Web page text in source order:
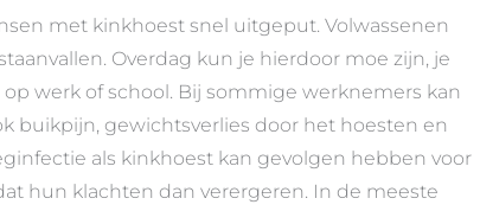
met kinkhoest snel uitgeput. Volwassenen
Overdag kun je hierdoor moe zijn, je
werk of school. Bij sommige werknemers kan
buikpijn, gewichtsverlies door het hoesten en
als kinkhoest kan gevolgen hebben voor
hun klachten dan verergeren. In de meeste